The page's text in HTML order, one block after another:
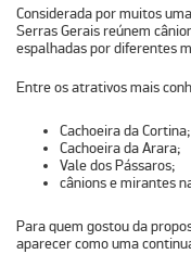
Considerada por muitos
Serras Gerais reúnem
espalhadas por diferentes
Entre os atrativos mais
Cachoeira da Cortina;
Cachoeira da Arara;
Vale dos Pássaros;
cânions e mirantes
Para quem gostou da
aparecer como uma